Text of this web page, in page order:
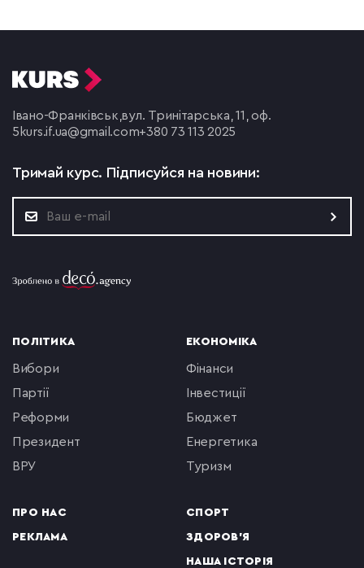
Івано-Франківськ, вул. Тринітарська, 11, оф.
5 kurs.if.ua@gmail.com+380 73 113 2025
Тримай курс. Підписуйся на новини:
ПОЛІТИКА
вибори
партії
реформи
президент
ВРУ
ПРО НАС
РЕКЛАМА
ЕКОНОМІКА
фінанси
інвестиції
бюджет
енергетика
туризм
СПОРТ
ЗДОРОВ'Я
НАША ІСТОРІЯ